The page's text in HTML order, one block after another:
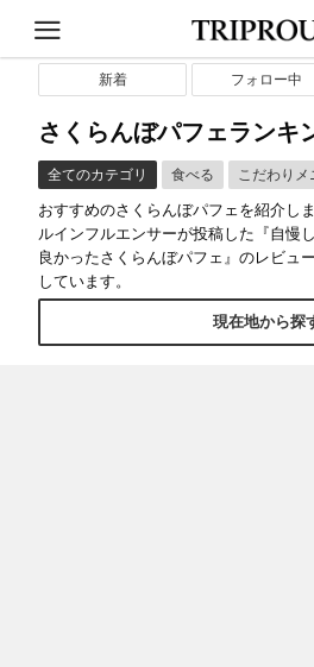
新着 フォロー中
さくらんぼパフェランキ
全てのカテゴリ 食べる こだわりメ
おすすめのさくらんぼパフェを紹介し
ルインフルエンサーが投稿した『自慢
良かったさくらんぼパフェ』のレビュ
しています。
現在地から探